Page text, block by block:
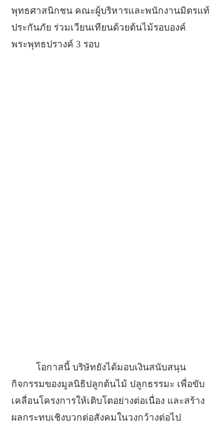
พุทธศาสนิกชน คณะผู้บริหารและพนักงานมิตรแท้
ประกันภัย ร่วมเวียนเทียนด้วยต้นไม้รอบองค์
พระพุทธปรางค์ 3 รอบ
โอกาสนี้ บริษัทยังได้มอบเงินสนับสนุน
กิจกรรมของมูลนิธิปลูกต้นไม้ ปลูกธรรมะ เพื่อขับ
เคลื่อนโครงการให้เติบโตอย่างต่อเนื่อง และสร้าง
ผลกระทบเชิงบวกต่อสังคมในวงกว้างต่อไป